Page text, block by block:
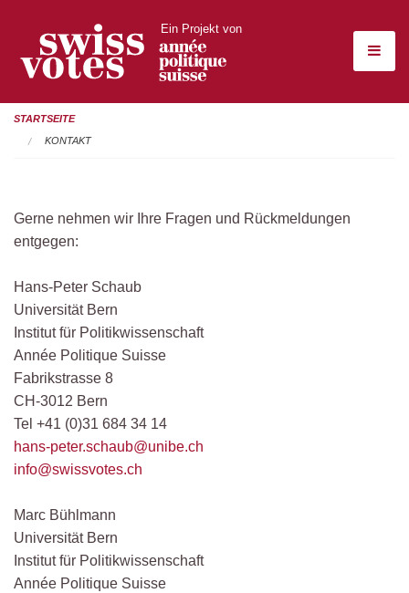
Ein Projekt von
STARTSEITE
KONTAKT
Gerne nehmen wir Ihre Fragen und Rückmeldungen
entgegen:
Hans-Peter Schaub
Universität Bern
Institut für Politikwissenschaft
Année Politique Suisse
Fabrikstrasse 8
CH-3012 Bern
Tel +41 (0)31 684 34 14
hans-peter.schaub@unibe.ch
info@swissvotes.ch
Marc Bühlmann
Universität Bern
Institut für Politikwissenschaft
Année Politique Suisse